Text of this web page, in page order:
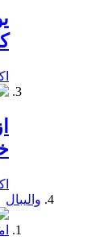
والیبال